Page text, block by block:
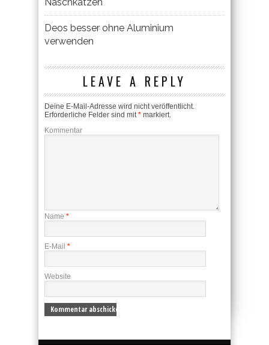
Deos besser ohne Aluminium
verwenden
LEAVE A REPLY
Deine E-Mail-Adresse wird nicht veröffentlicht.
Erforderliche Felder sind mit* markiert.
Kommentar
Name *
E-Mail *
Website